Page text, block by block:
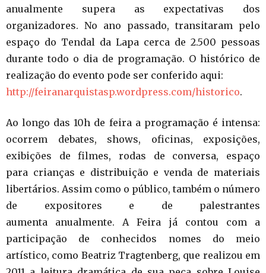
anualmente supera as expectativas dos
organizadores. No ano passado, transitaram pelo
espaço do Tendal da Lapa cerca de 2.500 pessoas
durante todo o dia de programação. O histórico de
realização do evento pode ser conferido aqui:
http://feiranarquistasp.wordpress.com/historico.
Ao longo das 10h de feira a programação é intensa:
ocorrem debates, shows, oficinas, exposições,
exibições de filmes, rodas de conversa, espaço
para crianças e distribuição e venda de materiais
libertários. Assim como o público, também o número
de expositores e de palestrantes
aumenta anualmente. A Feira já contou com a
participação de conhecidos nomes do meio
artístico, como Beatriz Tragtenberg, que realizou em